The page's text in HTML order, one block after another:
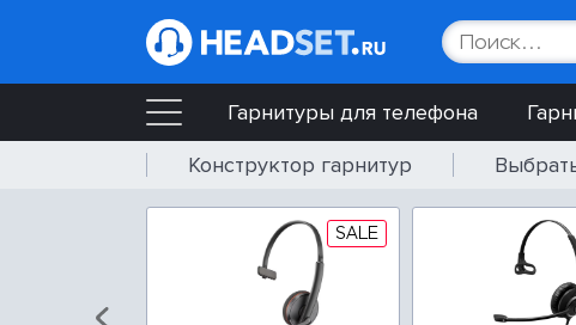
Гарнитуры для телефона
Конструктор гарнитур
SALE